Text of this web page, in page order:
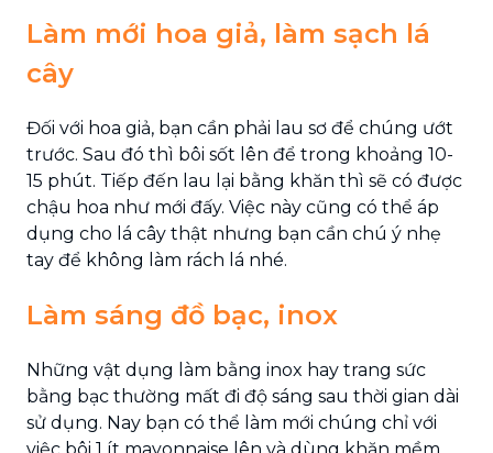
Làm mới hoa giả, làm sạch lá
cây
Đối với hoa giả, bạn cần phải lau sơ để chúng ướt
trước. Sau đó thì bôi sốt lên để trong khoảng 10-
15 phút. Tiếp đến lau lại bằng khăn thì sẽ có được
chậu hoa như mới đấy. Việc này cũng có thể áp
dụng cho lá cây thật nhưng bạn cần chú ý nhẹ
tay để không làm rách lá nhé.
Làm sáng đồ bạc, inox
Những vật dụng làm bằng inox hay trang sức
bằng bạc thường mất đi độ sáng sau thời gian dài
sử dụng. Nay bạn có thể làm mới chúng chỉ với